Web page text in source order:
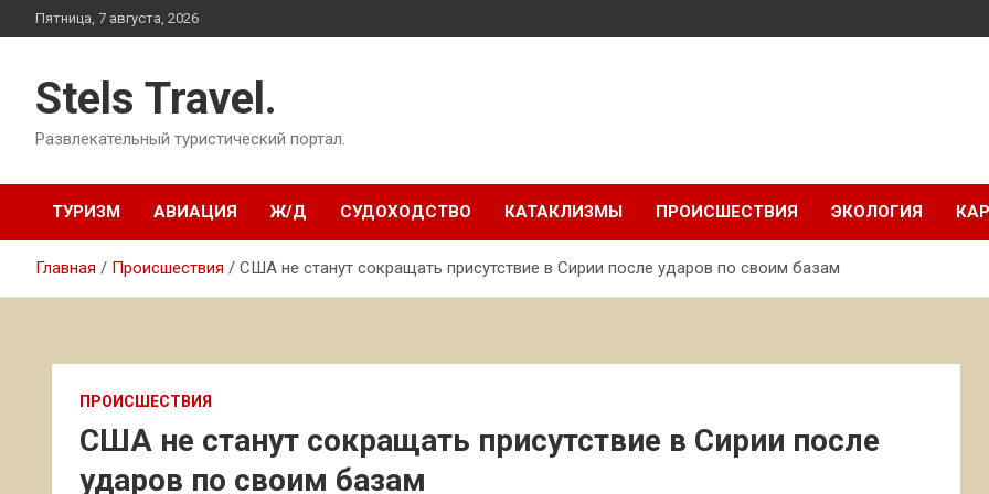
Перейти
к
Пятница, 7 августа, 2026
Stels Travel.
Развлекательный туристический портал.
ТУРИЗМ АВИАЦИЯ Ж/Д СУДОХОДСТВО КАТАКЛИЗМЫ ПРОИСШЕСТВИЯ ЭКОЛОГИЯ
Главная Происшествия США не станут сокращать присутствие в Сирии после ударов по своим базам
ПРОИСШЕСТВИЯ
США не станут сокращать присутствие в Сирии после
ударов по своим базам